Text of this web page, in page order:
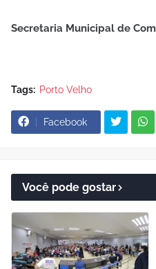
Secretaria Municipal de
Tags: Porto Velho
Facebook
Você pode gostar